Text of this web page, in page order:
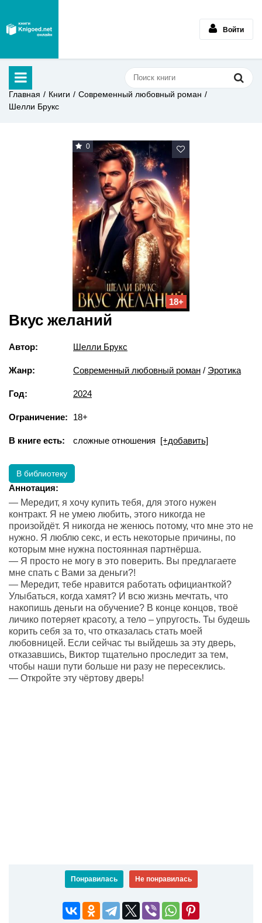
Войти
Главная Книги
Современный любовный роман
Шелли Брукс
0
18+
Вкус желаний
Автор: Шелли Брукс
Жанр: Современный любовный роман / Эротика
Год: 2024
Ограничение: 18+
В книге есть: сложные отношения [+добавить]
В библиотеку
Аннотация:
— Мередит, я хочу купить тебя, для этого нужен
контракт. Я не умею любить, этого никогда не
произойдёт. Я никогда не женюсь потому, что мне это не
нужно. Я люблю секс, и есть некоторые причины, по
которым мне нужна постоянная партнёрша.
— Я просто не могу в это поверить. Вы предлагаете
мне спать с Вами за деньги?!
— Мередит, тебе нравится работать официанткой?
Улыбаться, когда хамят? И всю жизнь мечтать, что
накопишь деньги на обучение? В конце концов, твоё
личико потеряет красоту, а тело – упругость. Ты будешь
корить себя за то, что отказалась стать моей
любовницей. Если сейчас ты выйдешь за эту дверь,
отказавшись, Виктор тщательно проследит за тем,
чтобы наши пути больше ни разу не пересеклись.
— Откройте эту чёртову дверь!
Понравилась Не понравилась